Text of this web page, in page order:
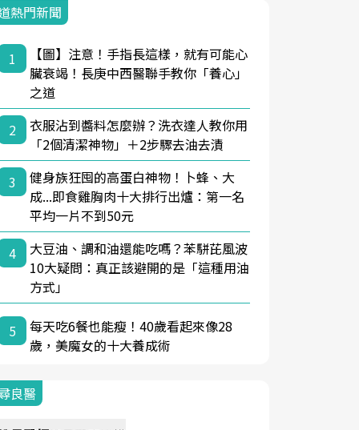
熱門新聞
1
【圖】注意！手指長這樣，就有可能心
臟衰竭！長庚中西醫聯手教你「養心」
之道
2
衣服沾到醬料怎麼辦？洗衣達人教你用
「2個清潔神物」＋2步驟去油去漬
3
健身族狂囤的高蛋白神物！卜蜂、大
成...即食雞胸肉十大排行出爐：第一名
平均一片不到50元
4
大豆油、調和油還能吃嗎？苯駢芘風波
10大疑問：真正該避開的是「這種用油
方式」
5
每天吃6餐也能瘦！40歲看起來像28
歲，美魔女的十大養成術
良醫